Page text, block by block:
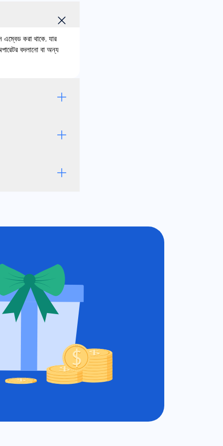
করা থাকে, যার
বদলানো বা অন্য